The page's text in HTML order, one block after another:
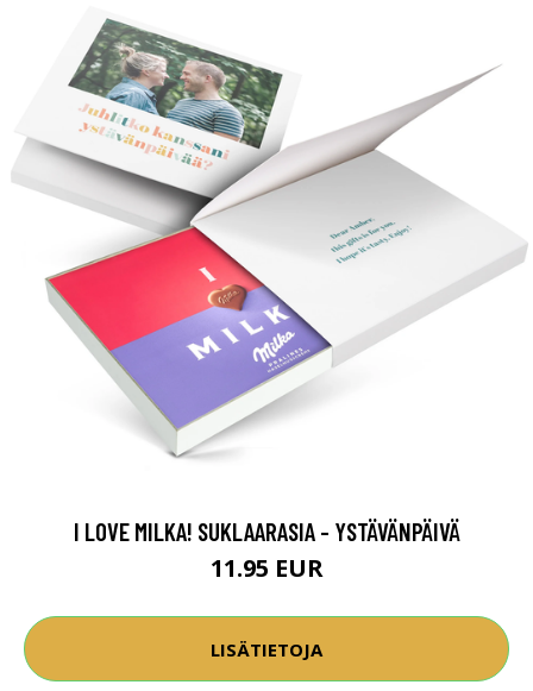
I LOVE MILKA! SUKLAARASIA - YSTÄVÄNPÄIVÄ
11.95 EUR
LISÄTIETOJA